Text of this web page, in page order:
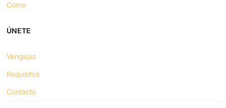
Cómo
ÚNETE
Vengajas
Requisitos
Contacto